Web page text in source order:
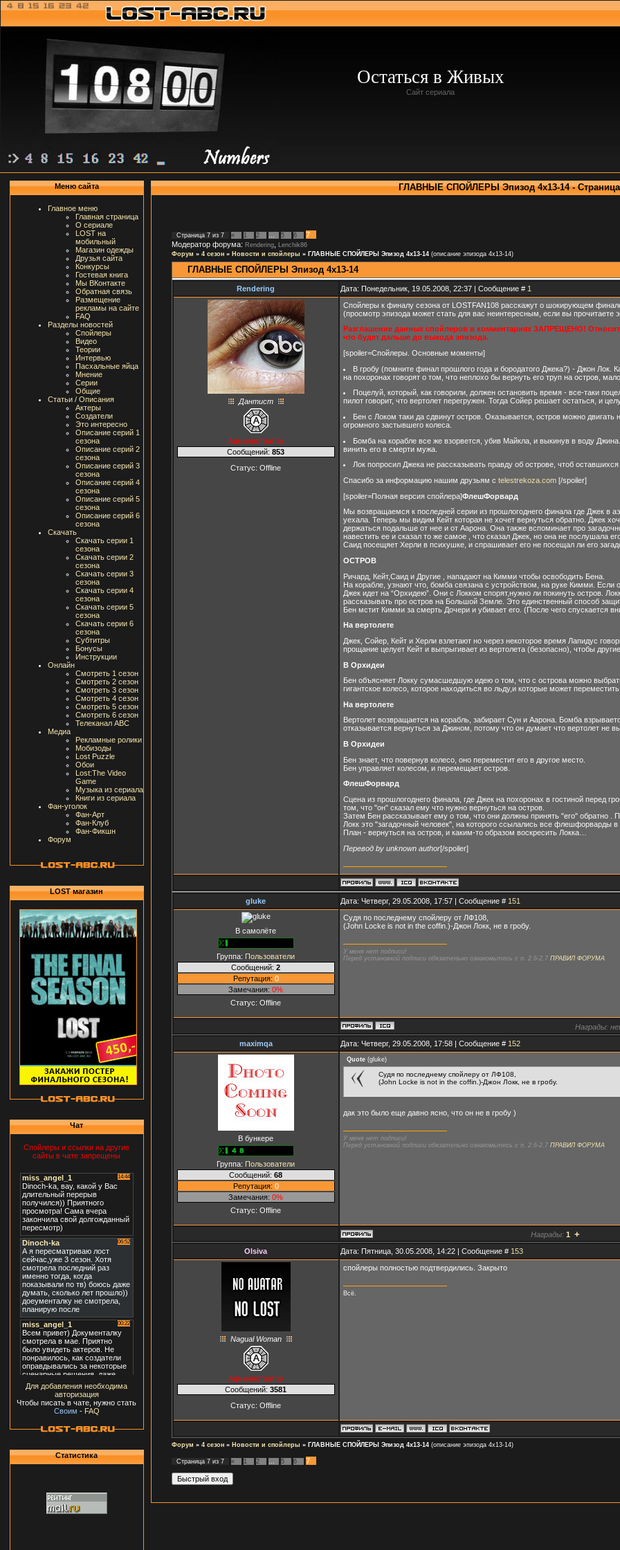
Остаться в Живых
Сайт сериала
Меню сайта
Главное меню
Главная страница
О сериале
LOST на
мобильный
Магазин одежды
Друзья сайта
Конкурсы
Гостевая книга
Мы ВКонтакте
Обратная связь
Размещение
рекламы на сайте
FAQ
Разделы новостей
Спойлеры
Видео
Теории
Интервью
Пасхальные яйца
Мнение
Серии
Общие
Статьи / Описания
Актеры
Создатели
Это интересно
Описание серий 1
сезона
Описание серий 2
сезона
Описание серий 3
сезона
Описание серий 4
сезона
Описание серий 5
сезона
Описание серий 6
сезона
Скачать
Скачать серии 1
сезона
Скачать серии 2
сезона
Скачать серии 3
сезона
Скачать серии 4
сезона
Скачать серии 5
сезона
Скачать серии 6
сезона
Субтитры
Бонусы
Инструкции
Онлайн
Смотреть 1 сезон
Смотреть 2 сезон
Смотреть 3 сезон
Смотреть 4 сезон
Смотреть 5 сезон
Смотреть 6 сезон
Телеканал ABC
Медиа
Рекламные ролики
Мобизоды
Lost Puzzle
Обои
Lost:The Video
Game
Музыка из сериала
Книги из сериала
Фан-уголок
Фан-Арт
Фан-Клуб
Фан-Фикшн
Форум
LOST магазин
Чат
Спойлеры и ссылки на другие
сайты в чате запрещены
Для добавления необходима
авторизация
Чтобы писать в чате, нужно стать
Своим - FAQ
Статистика
ГЛАВНЫЕ СПОЙЛЕРЫ Эпизод 4х13-14 -
Страница 7из 7 « 1 2 5 6
7
Модератор форума: Rendering,
Lenchik86
Форум » 4 сезон » Новости и спойлеры » ГЛАВНЫЕ СПОЙЛЕРЫ Эпизод 4х13-14 (описание эпизода 4х13-14)
ГЛАВНЫЕ СПОЙЛЕРЫ Эпизод 4х13-14
Rendering Дата: Понедельник, 19.05.2008, 22:37 | Сообщение # 1
Дантист
Администратор
Сообщений: 853
Статус: Offline
Cпойлеры к финалу сезона от LOSTFAN108 расскажут о шокирующем
(просмотр эпизода может стать для вас неинтересным, если вы
Разглашение данных спойлеров в комментариях ЗАПРЕЩЕНО!
что будет дальше до выхода эпизода.
[spoiler=Спойлеры. Основные моменты]
В гробу (помните финал прошлого года и бородатого Джека?) - Джон
на похоронах говорят о том, что неплохо бы вернуть его труп на остров,
Поцелуй, который, как говорили, должен остановить время - все-таки
пилот говорит, что вертолет перегружен. Тогда Сойер решает остаться, и
Бен с Локом таки да сдвинут остров. Оказывается, остров можно
огромного застывшего колеса.
Бомба на корабле все же взорвется, убив Майкла, и выкинув в воду
винить его в смерти мужа.
Лок попросил Джека не рассказывать правду об острове, чтоб
Спасибо за информацию нашим друзьям с telestrekoza.com[/spoiler]
[spoiler=Полная версия спойлера]ФлешФорвард
Мы возвращаемся к последней серии из прошлогоднего финала где Джек в
уехала. Теперь мы видим Кейт которая не хочет вернуться обратно. Джек
держаться подальше от нее и от Аарона. Она также вспоминает про
навестить ее и сказал то же самое , что сказал Джек, но она не послушала
Саид посещяет Херли в психушке, и спрашивает его не посещал ли его
ОСТРОВ
Ричард, Кейт,Саид и Другие , нападают на Кимми чтобы освободить Бена.
На корабле, узнают что, бомба связана с устройством, на руке Кимми.
Джек идет на “Орхидею”. Они с Локком спорят,нужно ли покинуть остров.
рассказывать про остров на Большой Земле. Это единственный способ
Бен мстит Кимми за смерть Дочери и убивает его. (После чего спускается
На вертолете
Джек, Сойер, Кейт и Херли взлетают но через некоторое время Лапидус
прощание целует Кейт и выпрыгивает из вертолета (безопасно), чтобы
В Орхидеи
Бен объясняет Локку сумасшедшую идею о том, что с острова можно
гигантское колесо, которое находиться во льду,и которые может
На вертолете
Вертолет возвращается на корабль, забирает Сун и Аарона. Бомба
отказывается вернуться за Джином, потому что он думает что вертолет не
В Орхидеи
Бен знает, что повернув колесо, оно переместит его в другое место.
Бен управляет колесом, и перемещает остров.
ФлешФорвард
Сцена из прошлогоднего финала, где Джек на похоронах в гостиной перед
том, что "он" сказал ему что нужно вернуться на остров.
Затем Бен рассказывает ему о том, что они должны принять "его" обратно .
Локк это "загадочный человек", на которого ссылались все флешфорварды
План - вернуться на остров, и каким-то образом воскресить Локка…
Перевод by unknown author[/spoiler]
gluke Дата: Четверг, 29.05.2008, 17:57 | Сообщение # 151
В самолёте
Группа: Пользователи
Сообщений: 2
Репутация: 0
Замечания: 0%
Статус: Offline
Судя по последнему спойлеру от ЛФ108,
(John Locke is not in the coffin.)-Джон Локк, не в гробу.
У меня нет подписи!
Перед установкой подписи обязательно ознакомьтесь с п. 2.6-2.7 ПРАВИЛ ФОРУМА
Награды:
maximqa
Дата: Четверг, 29.05.2008, 17:58 | Сообщение # 152
В бункере
Группа: Пользователи
Сообщений: 68
Репутация: 0
Замечания: 0%
Статус: Offline
Quote(gluke)
Судя по последнему спойлеру от ЛФ108,
(John Locke is not in the coffin.)-Джон Локк, не в гробу.
дак это было еще давно ясно, что он не в гробу )
У меня нет подписи!
Перед установкой подписи обязательно ознакомьтесь с п. 2.6-2.7 ПРАВИЛ ФОРУМА
Награды: 1 +
Olsiva Дата: Пятница, 30.05.2008, 14:22 | Сообщение # 153
Nagual Woman
Администратор
Сообщений: 3581
Статус: Offline
спойлеры полностью подтвердились. Закрыто
Всё.
Форум » 4 сезон » Новости и спойлеры » ГЛАВНЫЕ СПОЙЛЕРЫ Эпизод 4х13-14 (описание эпизода 4х13-14)
Страница 7из 7 « 1 2 5 6 7